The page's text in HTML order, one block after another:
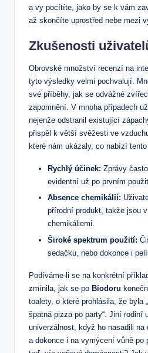
a vy pocítíte, jako by se k vám
až skončíte uprostřed nebe mezi
Zkušenosti
Obrovské množství recenzí na
tyto výsledky velmi pochvalují.
své příběhy, jak se odvážné
zapomnění. V mnoha případech
nejenže odstranil existující
přispěl k větší svěžesti ve
které nám ukázaly, co nabízí
Rychlý účinek: Zprávy
evidentní už po prvním
Absence chemikálií:
přírodní produkt, takže jsou
chemikáliemi.
Široké spektrum použití:
sedačku, nebo dokonce i
Podíváme-li se na konkrétní
zmínila, jak se po Biodoru
toalety, o které prohlásila, že byla
špatná pizza po party“. Jiní rodiní
univerzálnost, když ho nasadili na
a dokonce i na vymýcení vůně po